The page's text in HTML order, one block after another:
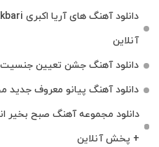
آنلاین
دانلود آهنگ جشن تعیین جنسیت
دانلود آهنگ پیانو معروف جدید
دانلود مجموعه آهنگ صبح بخیر
+ پخش آنلاین